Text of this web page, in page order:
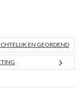
EN GEORDEND